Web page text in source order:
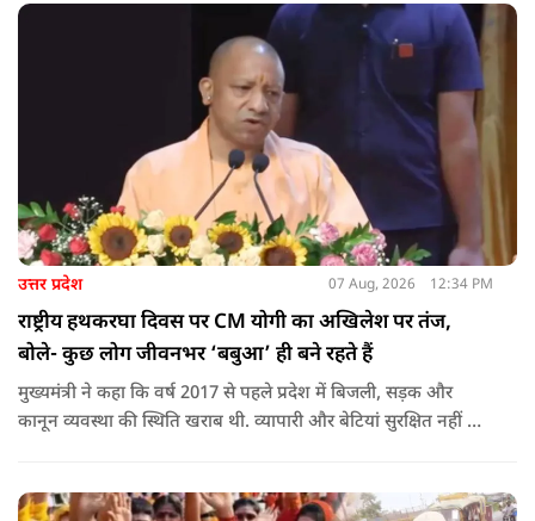
उत्तर प्रदेश 07 Aug, 2026 12:34 PM
राष्ट्रीय हथकरघा दिवस पर CM योगी का अखिलेश पर तंज,
बोले- कुछ लोग जीवनभर ‘बबुआ’ ही बने रहते हैं
मुख्यमंत्री ने कहा कि वर्ष 2017 से पहले प्रदेश में बिजली, सड़क और
कानून व्यवस्था की स्थिति खराब थी. व्यापारी और बेटियां सुरक्षित नहीं थीं.
हस्तशिल्पियों को उठाना पड़ा.